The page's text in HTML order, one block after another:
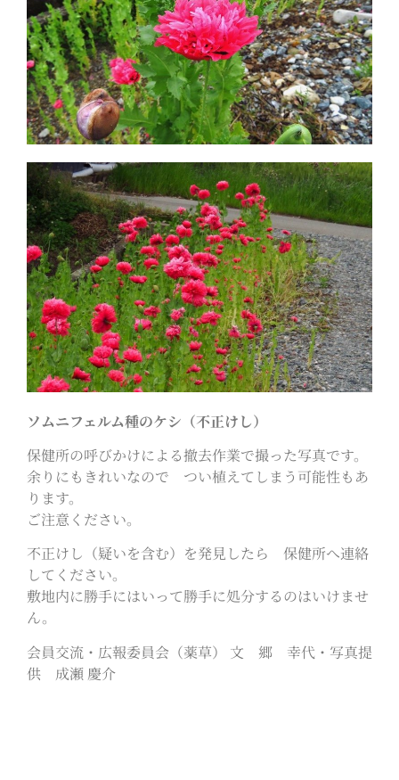
ソムニフェルム種のケシ（不正けし）
保健所の呼びかけによる撤去作業で撮った写真です。
余りにもきれいなので つい植えてしまう可能性もあ
ります。
ご注意ください。
不正けし（疑いを含む）を発見したら 保健所へ連絡
してください。
敷地内に勝手にはいって勝手に処分するのはいけませ
ん。
会員交流・広報委員会（薬草） 文 郷 幸代・写真提
供 成瀬 慶介